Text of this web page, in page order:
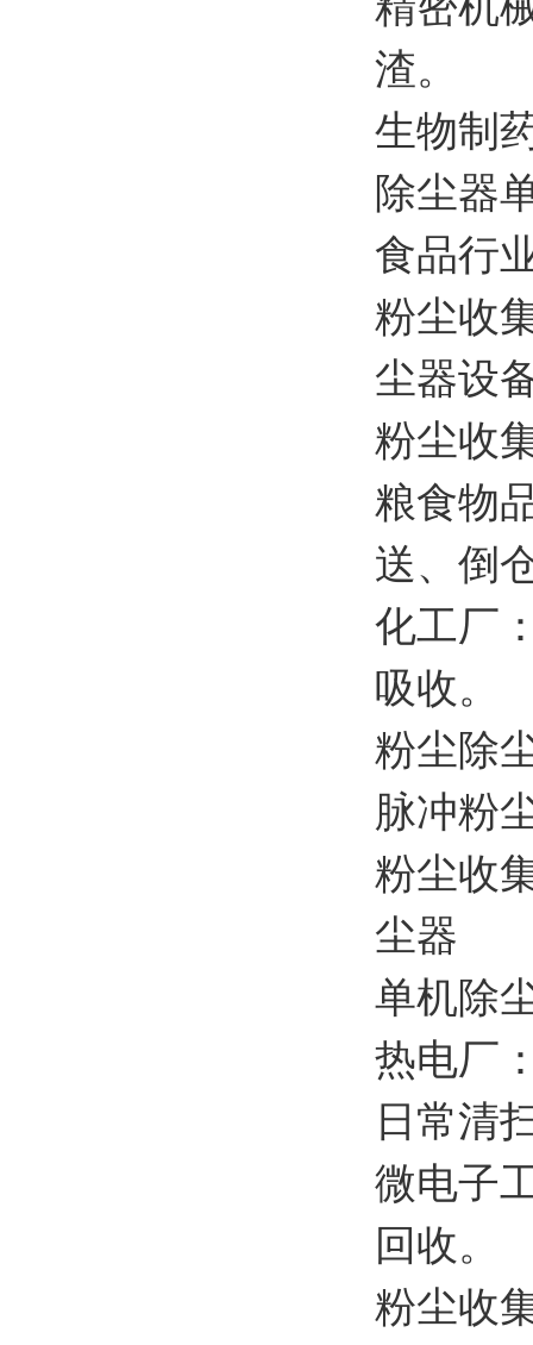
渣。
生物制
除尘器
食品行
粉尘收
尘器设
粉尘收
粮食物
送、倒
化工厂
吸收。
粉尘除
脉冲粉
粉尘收
尘器
单机除
热电厂
日常清
微电子
回收。
粉尘收